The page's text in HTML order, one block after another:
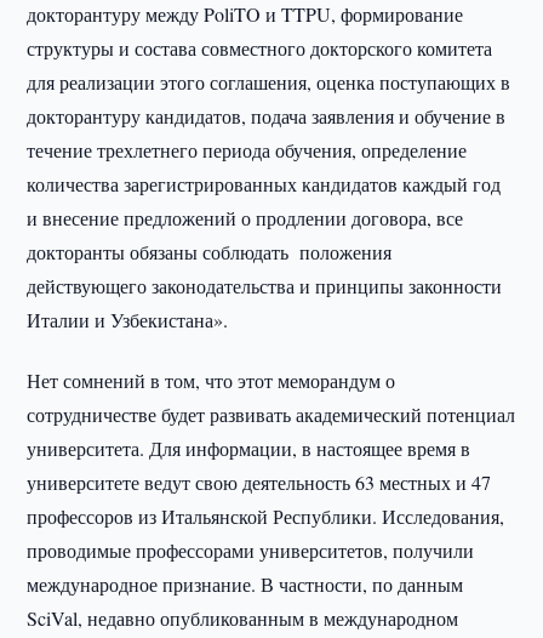
докторантуру между PoliTO и TTPU, формирование
структуры и состава совместного докторского комитета
для реализации этого соглашения, оценка поступающих в
докторантуру кандидатов, подача заявления и обучение в
течение трехлетнего периода обучения, определение
количества зарегистрированных кандидатов каждый год
и внесение предложений о продлении договора, все
докторанты обязаны соблюдать положения
действующего законодательства и принципы законности
Италии и Узбекистана».
Нет сомнений в том, что этот меморандум о
сотрудничестве будет развивать академический потенциал
университета. Для информации, в настоящее время в
университете ведут свою деятельность 63 местных и 47
профессоров из Итальянской Республики. Исследования,
проводимые профессорами университетов, получили
международное признание. В частности, по данным
SciVal, недавно опубликованным в международном